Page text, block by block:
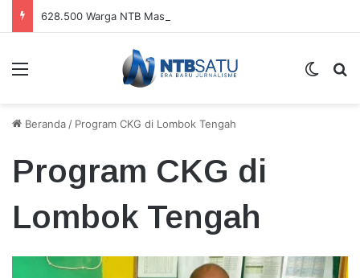
Menu
Beranda / Program CKG di Lombok Tengah
Program CKG di
Lombok Tengah